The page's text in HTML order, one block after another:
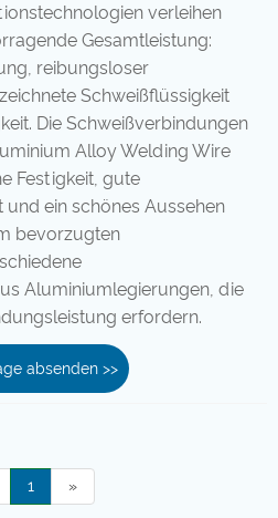
verleihen
Gesamtleistung:
reibungsloser
Schweißflüssigkeit
Die Schweißverbindungen
Alloy Welding Wire
Festigkeit, gute
ein schönes Aussehen
bevorzugten
Aluminiumlegierungen, die
erfordern.
absenden >>
1 »